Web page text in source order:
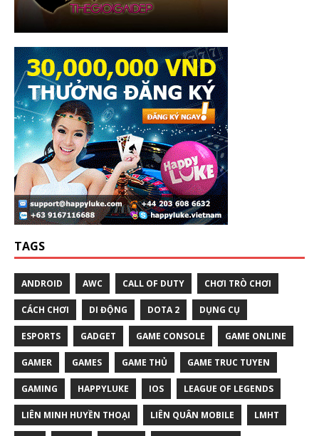
TAGS
ANDROID AWC CALL OF DUTY CHƠI TRÒ CHƠI
CÁCH CHƠI DI ĐỘNG DOTA 2 DỤNG CỤ
ESPORTS GADGET GAME CONSOLE GAME ONLINE
GAMER GAMES GAME THỦ GAME TRUC TUYEN
GAMING HAPPYLUKE IOS LEAGUE OF LEGENDS
LIÊN MINH HUYỀN THOẠI LIÊN QUÂN MOBILE LMHT